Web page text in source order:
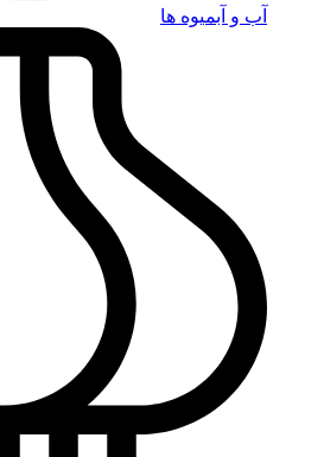
آب و آبمیوه ها